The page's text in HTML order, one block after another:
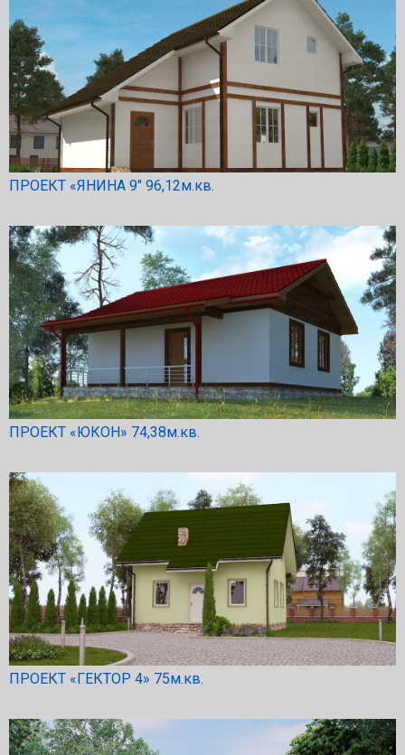
ПРОЕКТ «ЯНИНА 9″ 96,12м.кв.
ПРОЕКТ «ЮКОН» 74,38м.кв.
ПРОЕКТ «ГЕКТОР 4» 75м.кв.